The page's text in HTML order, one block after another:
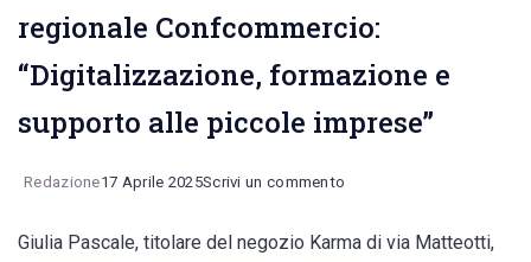
regionale Confcommercio:
“Digitalizzazione, formazione e
supporto alle piccole imprese”
Redazione17 Aprile 2025Scrivi un commento
Pascale
Giulia Pascale, titolare del negozio Karma di via Matteotti,